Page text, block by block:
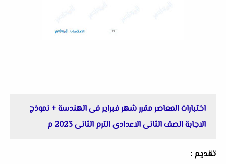
اختبارات المعاصر مقرر شهر فبراير فى الهندسة + نموذج
الاجابة الصف الثانى الاعدادى الترم الثانى 2023 م
تقديم :